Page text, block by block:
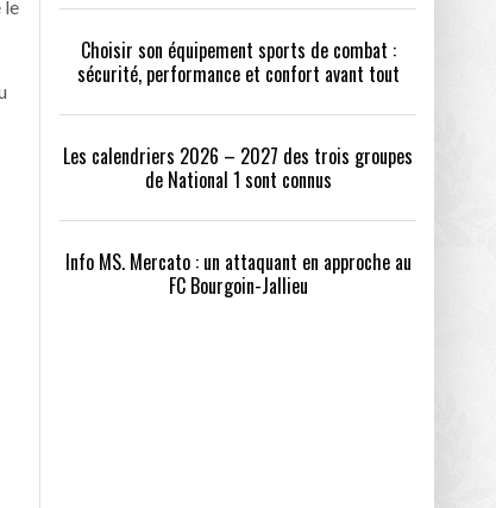
le
Choisir son équipement sports de combat :
sécurité, performance et confort avant tout
Les calendriers 2026 – 2027 des trois groupes
de National 1 sont connus
Info MS. Mercato : un attaquant en approche au
FC Bourgoin-Jallieu